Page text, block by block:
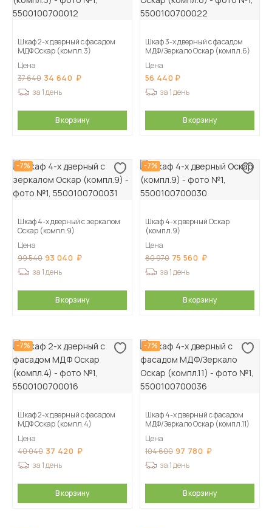
Шкаф 2-х дверный с фасадом
МДФ Оскар (компл.3)
Цена
37 640 34 640
за 1 день
В корзину
Шкаф 3-х дверный с фасадом
МДФ/Зеркало Оскар (компл.6)
Цена
56 440
за 1 день
В корзину
-7%
Шкаф 4-х дверный с зеркалом
Оскар (компл.9)
Цена
99 540 93 040
за 1 день
В корзину
-7%
Шкаф 4-х дверный Оскар
(компл.9)
Цена
80 970 75 560
за 1 день
В корзину
-7%
Шкаф 2-х дверный с фасадом
МДФ Оскар (компл.4)
Цена
40 040 37 420
за 1 день
В корзину
-7%
Шкаф 4-х дверный с фасадом
МДФ/Зеркало Оскар (компл.11)
Цена
104 600 97 780
за 1 день
В корзину